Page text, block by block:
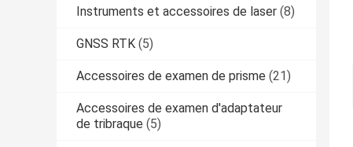
Instruments et accessoires de laser (8)
GNSS RTK (5)
Accessoires de examen de prisme (21)
Accessoires de examen d'adaptateur
de tribraque (5)